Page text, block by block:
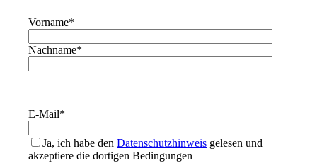
Vorname*
Nachname*
E-Mail*
Ja, ich habe denDatenschutzhinweis gelesen und
akzeptiere die dortigen Bedingungen